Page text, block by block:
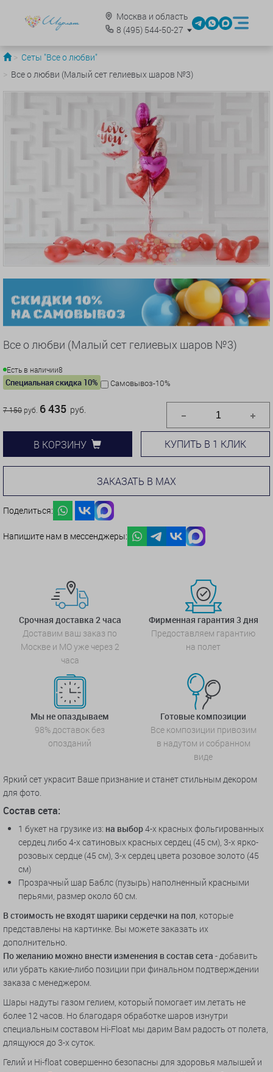
Москва и область
8 (495)544-50-27
Сеты "Все о любви"
Все о любви (Малый сет гелиевых шаров №3)
Все о любви (Малый сет гелиевых шаров №3)
Есть в наличии8
Специальная скидка 10% Самовывоз-10%
7 150 руб. 6 435 руб.
В КОРЗИНУ КУПИТЬ В 1 КЛИК
ЗАКАЗАТЬ В MAX
Поделиться:
Напишите нам в мессенджеры:
Срочная доставка 2 часа
Доставим ваш заказ по
Москве и МО уже через 2
часа
Фирменная гарантия 3 дня
Предоставляем гарантию
на полет
Мы не опаздываем
98% доставок без
опозданий
Готовые композиции
Все композиции привозим
в надутом и собранном
виде
Яркий сет украсит Ваше признание и станет стильным декором
для фото.
Состав сета:
1 букет на грузике из: на выбор4-х красных фольгированных
сердец либо 4-х сатиновых красных сердец (45 см), 3-х ярко-
розовых сердце (45 см), 3-х сердец цвета розовое золото (45
см)
Прозрачный шар Баблс (пузырь) наполненный красными
перьями, размер около 60 см.
В стоимость не входят шарики сердечки на пол, которые
представлены на картинке. Вы можете заказать их
дополнительно.
По желанию можно внести изменения в состав сета - добавить
или убрать какие-либо позиции при финальном подтверждении
заказа с менеджером.
Шары надуты газом гелием, который помогает им летать не
более 12 часов. Но благодаря обработке шаров изнутри
специальным составом Hi-Float мы дарим Вам радость от полета,
длящуюся до 3-х суток.
Гелий и Hi-float совершенно безопасны для здоровья малышей и